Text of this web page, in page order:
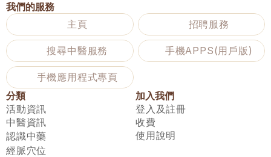
我們的服務
主頁
招聘服務
搜尋中醫服務 手機APPS(用戶版)
手機應用程式專頁
分類
活動資訊
中醫資訊
認識中藥
經脈穴位
加入我們
登入及註冊
收費
使用說明